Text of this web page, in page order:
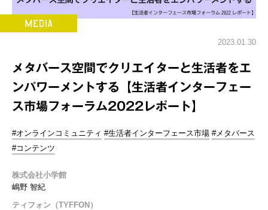
2023.01.30
メタバース空間でクリエイターと生活者をエ
ンパワーメントする【生活者インターフェー
ス市場フォーラム2022レポート】
#オンラインコミュニティ #生活者インターフェース市場 #メタバース
#コンテンツ
株式会社小学館
嶋野 智紀
ティフォン（TYFFON）